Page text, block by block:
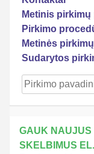
Metinis pirkimų
Pirkimo
Metinės
Sudarytos
GAUK NAUJUS
SKELBIMUS